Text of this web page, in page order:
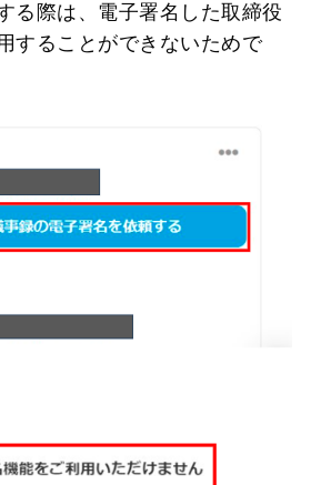
る際は、電子署名した取締役
することができないためで